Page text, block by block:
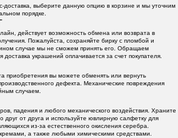
доставка, выберите данную опцию в корзине и мы уточним
порядке.
действует возможность обмена или возврата в
Пожалуйста, сохраняйте бирку с пломбой и
случае мы не сможем принять его. Обращаем
украшений оплачивается за счет покупателя.
приобретения вы можете обменять или вернуть
дефекта. Механические повреждения
случаем.
падения и любого механического воздействия. Храните
друг от друга и используйте ювлирную салфетку для
из-за естественного окисления серебра.
а также любыми химическими средствами.